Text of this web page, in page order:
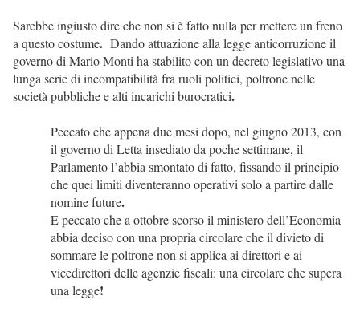
Sarebbe ingiusto dire che non si è fatto nulla per mettere un freno
a questo costume. Dando attuazione alla legge anticorruzione il
governo di Mario Monti ha stabilito con un decreto legislativo una
lunga serie di incompatibilità fra ruoli politici, poltrone nelle
società pubbliche e alti incarichi burocratici.
Peccato che appena due mesi dopo, nel giugno 2013, con
il governo di Letta insediato da poche settimane, il
Parlamento l’abbia smontato di fatto, fissando il principio
che quei limiti diventeranno operativi solo a partire dalle
nomine future.
E peccato che a ottobre scorso il ministero dell’Economia
abbia deciso con una propria circolare che il divieto di
sommare le poltrone non si applica ai direttori e ai
vicedirettori delle agenzie fiscali: una circolare che supera
una legge!